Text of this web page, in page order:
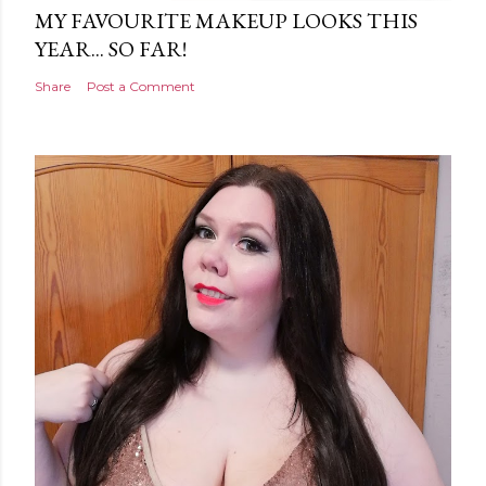
MY FAVOURITE MAKEUP LOOKS THIS
YEAR... SO FAR!
Share Post a Comment